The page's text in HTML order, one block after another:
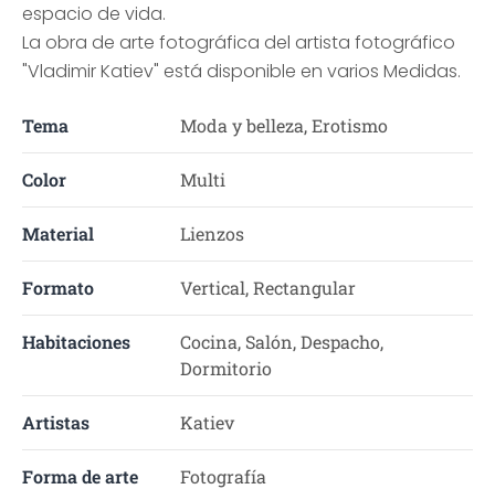
espacio de vida.
La obra de arte fotográfica del artista fotográfico
"Vladimir Katiev" está disponible en varios Medidas.
Tema Moda y belleza, Erotismo
Color Multi
Material Lienzos
Formato Vertical, Rectangular
Habitaciones
Cocina, Salón, Despacho,
Dormitorio
Artistas Katiev
Forma de arte Fotografía